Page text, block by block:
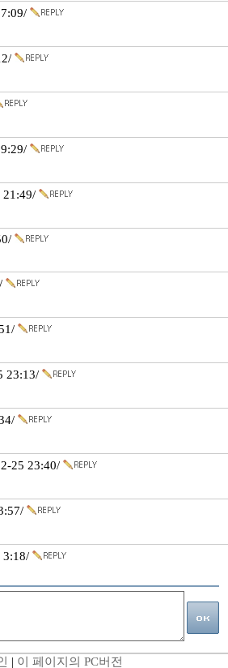
21:49/
23:13/
25 23:40/
3:18/
| 이 페이지의 PC버전